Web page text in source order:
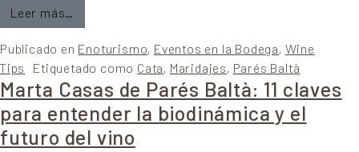
Leer más…
Publicado en Enoturismo, Eventos en la Bodega, Wine
Tips
Etiquetado como Cata, Maridajes, Parés Baltà
Marta Casas de Parés Baltà: 11 claves
para entender la biodinámica y el
futuro del vino